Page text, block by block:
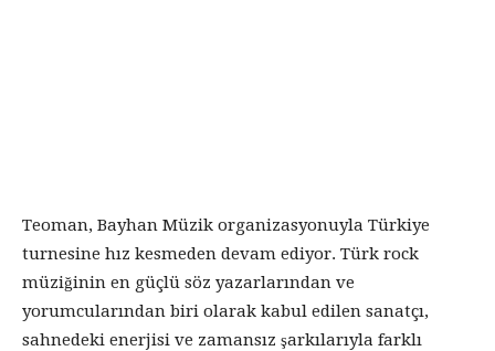
Teoman, Bayhan Müzik organizasyonuyla Türkiye
turnesine hız kesmeden devam ediyor. Türk rock
müziğinin en güçlü söz yazarlarından ve
yorumcularından biri olarak kabul edilen sanatçı,
sahnedeki enerjisi ve zamansız şarkılarıyla farklı